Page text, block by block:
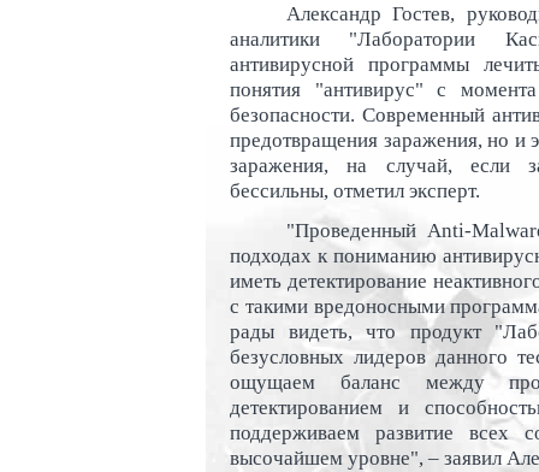
Александр Гостев,
аналитики "Лаборатории
антивирусной программы
понятия "антивирус" с
безопасности. Современный
предотвращения заражения, но и
заражения, на случай, если
бессильны, отметил эксперт.
"Проведенный Anti-
подходах к пониманию
иметь детектирование
с такими вредоносными
рады видеть, что продукт
безусловных лидеров данного
ощущаем баланс между
детектированием и
поддерживаем развитие всех
высочайшем уровне", – заявил